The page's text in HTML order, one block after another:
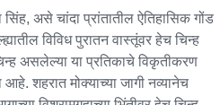
असे चांदा प्रांतातील ऐतिहासिक गोंड
विविध पुरातन वास्तूंवर हेच चिन्ह
असलेल्या या प्रतिकाचे विकृतीकरण
शहरात मोक्याच्या जागी नव्यानेच